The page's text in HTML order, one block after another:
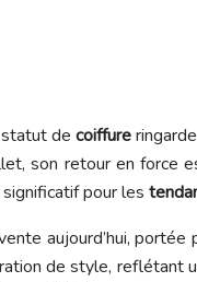
statut decoiffure
son retour en force
pour les
aujourd’hui,
de style, reflétant